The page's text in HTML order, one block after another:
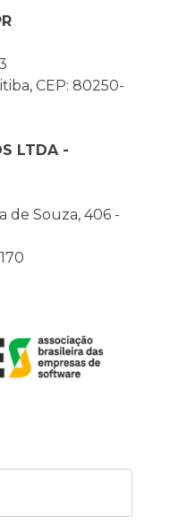
CEP: 80250-
LTDA -
de Souza, 406 -